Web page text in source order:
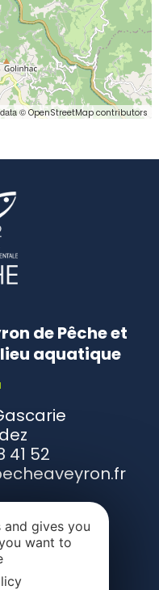
©OpenStreetMap contributors
de Pêche et
aquatique
41 52
and gives you
want to